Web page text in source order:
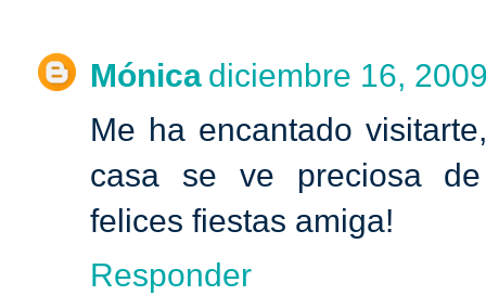
Mónica diciembre 16,
Me ha encantado
casa se ve preciosa de
felices fiestas amiga!
Responder